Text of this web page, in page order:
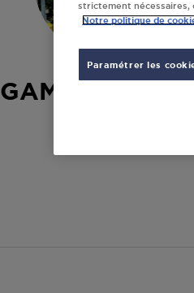
GAMM VERT
strictement nécessaires,
Notre politique de
Paramétrer les